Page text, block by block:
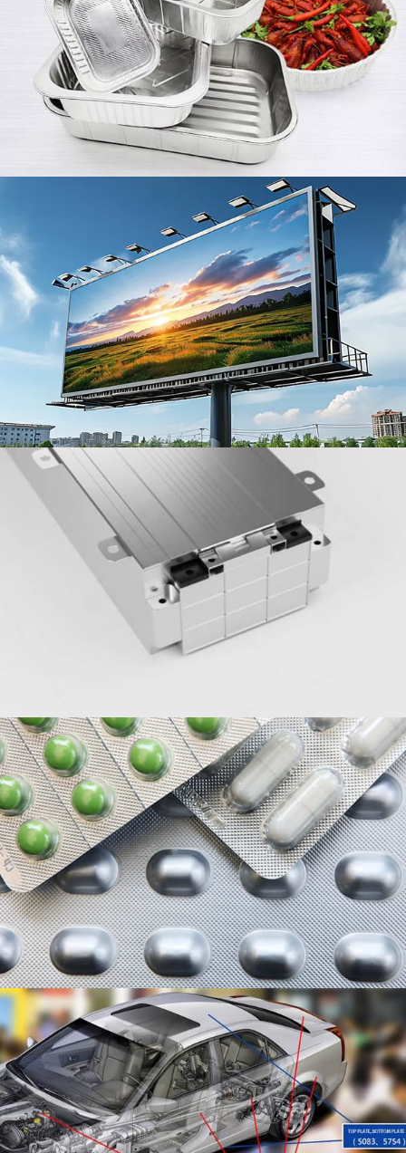
ที่ดีของความทนทาน, อุทธรณ์ด้านสุนทรียศาสตร์, และ
ความอเนกประสงค์. การสะท้อนแสงสูงของพวกเขา,
ความต้านทานต่อสภาพอากาศ, และความสามารถใน
การก่อตัวเป็นรูปทรงต่าง ๆ ทำให้เหมาะสำหรับการใช้
งานทั้งในร่มและกลางแจ้ง.
3003 H14 อลูมิเนียมคอยล์สำหรับเปลือก
แบตเตอรี่ลิเธียม
สำรวจประโยชน์ของ 3003 H14 อลูมิเนียมคอยล์สำหรับ
เปลือกแบตเตอรี่ลิเธียม. น้ำหนักเบา, เป็นรูปธรรมได้,
และทนต่อการกัดกร่อน-อุดมการณ์สำหรับ EV, เกี่ยวกับ
รูปทรงกระบอก, และปลอกเซลล์ปริซึม.
อลูมิเนียมฟอยล์บรรจุภัณฑ์ยา
อลูมิเนียมฟอยล์บรรจุภัณฑ์ยาเป็นอลูมิเนียมฟอยล์ชนิด
หนึ่งที่ใช้สำหรับบรรจุภัณฑ์ผลิตภัณฑ์ยาต่างๆ เช่น ยา
เม็ด, แคปซูล, ยาเม็ด, และผง.
แผ่นอลูมิเนียมสำหรับรถยนต์
เป็นวัสดุที่เป็นตัวแทนของรถยนต์ที่มีน้ำหนักเบา,
อะลูมิเนียมได้กลายเป็นวัตถุดิบหลักในการพัฒนา
อุตสาหกรรมยานยนต์เพื่อลดน้ำหนักของตัวรถ.